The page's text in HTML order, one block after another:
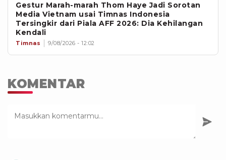
Gestur Marah-marah Thom Haye Jadi Sorotan
Media Vietnam usai Timnas Indonesia
Tersingkir dari Piala AFF 2026: Dia Kehilangan
Kendali
Timnas 9/08/2026 - 12:02
KOMENTAR